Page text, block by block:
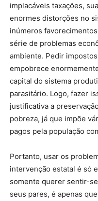
implacáveis taxações,
enormes distorções no
inúmeros
série de problemas
ambiente. Pedir
empobrece
capital do sistema
parasitário. Logo, fazer
justificativa a
pobreza, já que impõe
pagos pela população
Portanto, usar os
intervenção estatal é só
somente querer sentir-
seus pares, é apenas